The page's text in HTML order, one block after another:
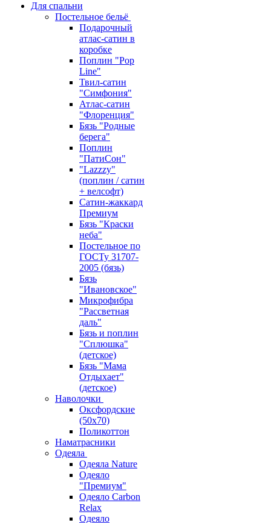
Для спальни
Постельное бельё
Подарочный
атлас-сатин в
коробке
Поплин "Pop
Line"
Твил-сатин
"Симфония"
Атлас-сатин
"Флоренция"
Бязь "Родные
берега"
Поплин
"ПатиСон"
"Lazzzy"
(поплин / сатин
+ велсофт)
Сатин-жаккард
Премиум
Бязь "Краски
неба"
Постельное по
ГОСТу 31707-
2005 (бязь)
Бязь
"Ивановское"
Микрофибра
"Рассветная
даль"
Бязь и поплин
"Сплюшка"
(детское)
Бязь "Мама
Отдыхает"
(детское)
Наволочки
Оксфордские
(50х70)
Поликоттон
Наматрасники
Одеяла
Одеяла Nature
Одеяло
"Премиум"
Одеяло Carbon
Relax
Одеяло